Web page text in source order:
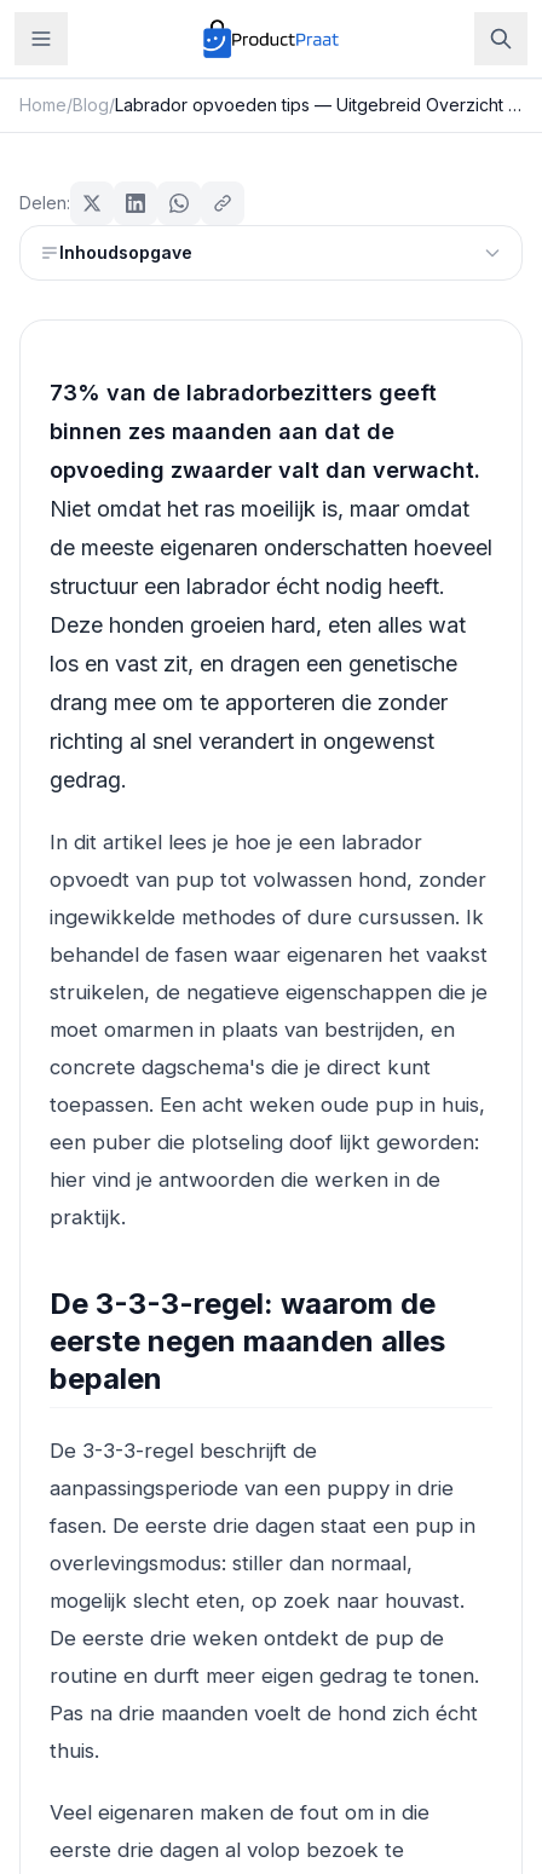
Home/Blog/ Labrador opvoeden tips — Uitgebreid Overzicht 2026
Labrador opvoeden tips —
Uitgebreid Overzicht 2026
Redactie ProductPraat
Delen:
Inhoudsopgave
73% van de labradorbezitters geeft
binnen zes maanden aan dat de
opvoeding zwaarder valt dan verwacht.
Niet omdat het ras moeilijk is, maar omdat
de meeste eigenaren onderschatten hoeveel
structuur een labrador écht nodig heeft.
Deze honden groeien hard, eten alles wat
los en vast zit, en dragen een genetische
drang mee om te apporteren die zonder
richting al snel verandert in ongewenst
gedrag.
In dit artikel lees je hoe je een labrador
opvoedt van pup tot volwassen hond, zonder
ingewikkelde methodes of dure cursussen. Ik
behandel de fasen waar eigenaren het vaakst
struikelen, de negatieve eigenschappen die je
moet omarmen in plaats van bestrijden, en
concrete dagschema's die je direct kunt
toepassen. Een acht weken oude pup in huis,
een puber die plotseling doof lijkt geworden:
hier vind je antwoorden die werken in de
praktijk.
De 3-3-3-regel: waarom de
eerste negen maanden alles
bepalen
De 3-3-3-regel beschrijft de
aanpassingsperiode van een puppy in drie
fasen. De eerste drie dagen staat een pup in
overlevingsmodus: stiller dan normaal,
mogelijk slecht eten, op zoek naar houvast.
De eerste drie weken ontdekt de pup de
routine en durft meer eigen gedrag te tonen.
Pas na drie maanden voelt de hond zich écht
thuis.
Veel eigenaren maken de fout om in die
eerste drie dagen al volop bezoek te